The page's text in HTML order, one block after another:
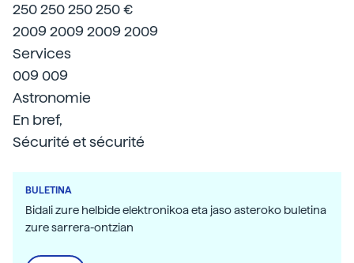
250 250 250 250 €
2009 2009 2009 2009
Services
009 009
Astronomie
En bref,
Sécurité et sécurité
BULETINA
Bidali zure helbide elektronikoa eta jaso asteroko buletina
zure sarrera-ontzian